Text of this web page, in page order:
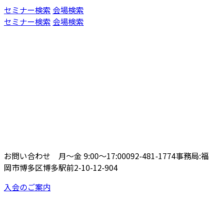
コ
ン
ナ
ビ
セミナー検索 会場検索
セミナー検索 会場検索
お問い合わせ 月〜金 9:00〜17:00092-481-1774事務局:福
岡市博多区博多駅前2-10-12-904
入会のご案内